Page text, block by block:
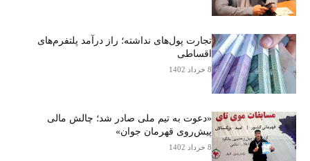
تجارت پول‌های نداشته؛ راز درآمد پلتفرم‌های
اقساطی
8 خرداد 1402
«دعوت به تیم ملی صادر شد؛ چالش مالی
پیش‌روی قهرمان جوان»
8 خرداد 1402